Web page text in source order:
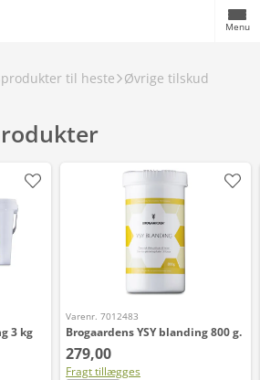
Menu
til heste Øvrige tilskud
3 kg
Varenr. 7012483
Brogaardens YSY blanding 800 g.
279,00
Fragt tillægges